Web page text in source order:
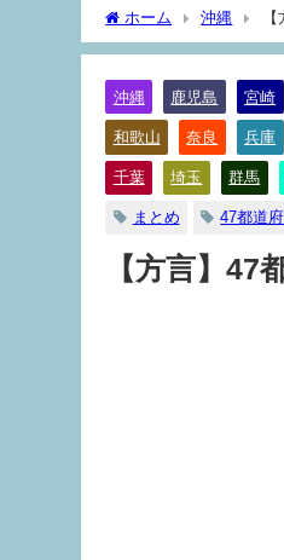
ホーム 沖縄
沖縄 鹿児島 宮崎
和歌山 奈良 兵庫
千葉 埼玉 群馬
まとめ 47都道
【方言】